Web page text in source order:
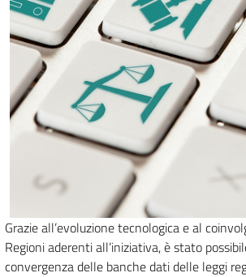
Grazie all’evoluzione tecnologica e al
Regioni aderenti all’iniziativa, è stato
convergenza delle banche dati delle leggi